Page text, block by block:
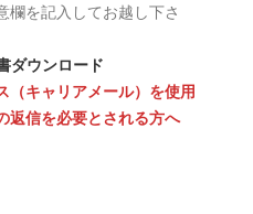
欄を記入してお越し下さ
ダウンロード
（キャリアメール）を使用
返信を必要とされる方へ